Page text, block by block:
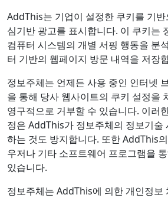
AddThis는 기업이 설정한 쿠키를 기반
심기반 광고를 표시합니다. 이 쿠키는
컴퓨터 시스템의 개별 서핑 행동을 분
터 기반의 웹페이지 방문 내역을 저장
정보주체는 언제든 사용 중인 인터넷
을 통해 당사 웹사이트의 쿠키 설정을
영구적으로 거부할 수 있습니다. 이러
정은 AddThis가 정보주체의 정보기술
하는 것도 방지합니다. 또한 AddThis
우저나 기타 소프트웨어 프로그램을
있습니다.
정보주체는 AddThis에 의한 개인정보